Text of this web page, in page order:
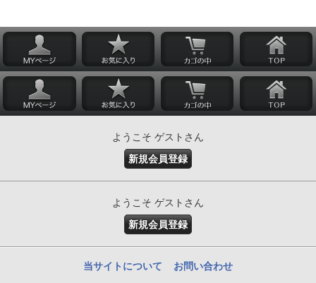
ようこそ ゲストさん
新規会員登録
ようこそ ゲストさん
新規会員登録
当サイトについて お問い合わせ